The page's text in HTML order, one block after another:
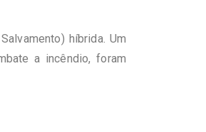
híbrida. Um
a incêndio, foram